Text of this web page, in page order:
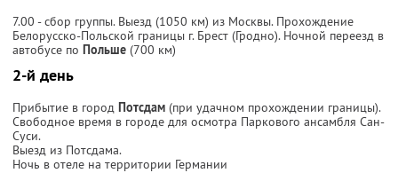
7.00 - сбор группы. Выезд (1050 км) из Москвы. Прохождение
Белорусско-Польской границы г. Брест (Гродно). Ночной переезд в
автобусе по Польше (700 км)
2-й день
Прибытие в город Потсдам (при удачном прохождении границы).
Свободное время в городе для осмотра Паркового ансамбля Сан-
Суси.
Выезд из Потсдама.
Ночь в отеле на территории Германии